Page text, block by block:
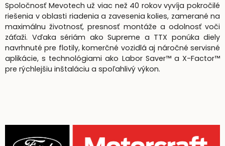
Spoločnosť Mevotech už viac než 40 rokov vyvíja pokročilé
riešenia v oblasti riadenia a zavesenia kolies, zamerané na
maximálnu životnosť, presnosť montáže a odolnosť voči
záťaži. Vďaka sériám ako Supreme a TTX ponúka diely
navrhnuté pre flotily, komerčné vozidlá aj náročné servisné
aplikácie, s technológiami ako Labor Saver™ a X-Factor™
pre rýchlejšiu inštaláciu a spoľahlivý výkon.